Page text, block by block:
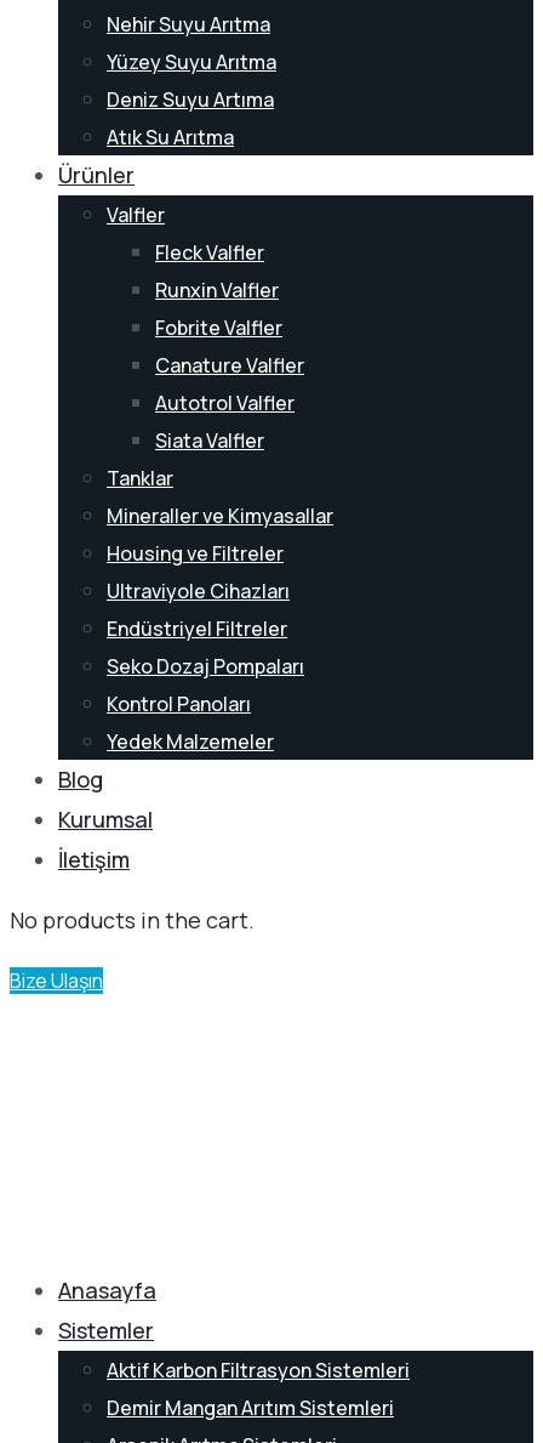
Nehir Suyu Arıtma
Yüzey Suyu Arıtma
Deniz Suyu Artıma
Atık Su Arıtma
Ürünler
Valfler
Fleck Valfler
Runxin Valfler
Fobrite Valfler
Canature Valfler
Autotrol Valfler
Siata Valfler
Tanklar
Mineraller ve Kimyasallar
Housing ve Filtreler
Ultraviyole Cihazları
Endüstriyel Filtreler
Seko Dozaj Pompaları
Kontrol Panoları
Yedek Malzemeler
Blog
Kurumsal
İletişim
No products in the cart.
Bize Ulaşın
Anasayfa
Sistemler
Aktif Karbon Filtrasyon Sistemleri
Demir Mangan Arıtım Sistemleri